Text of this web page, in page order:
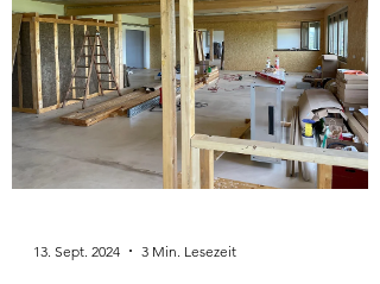
13. Sept. 2024 3 Min. Lesezeit